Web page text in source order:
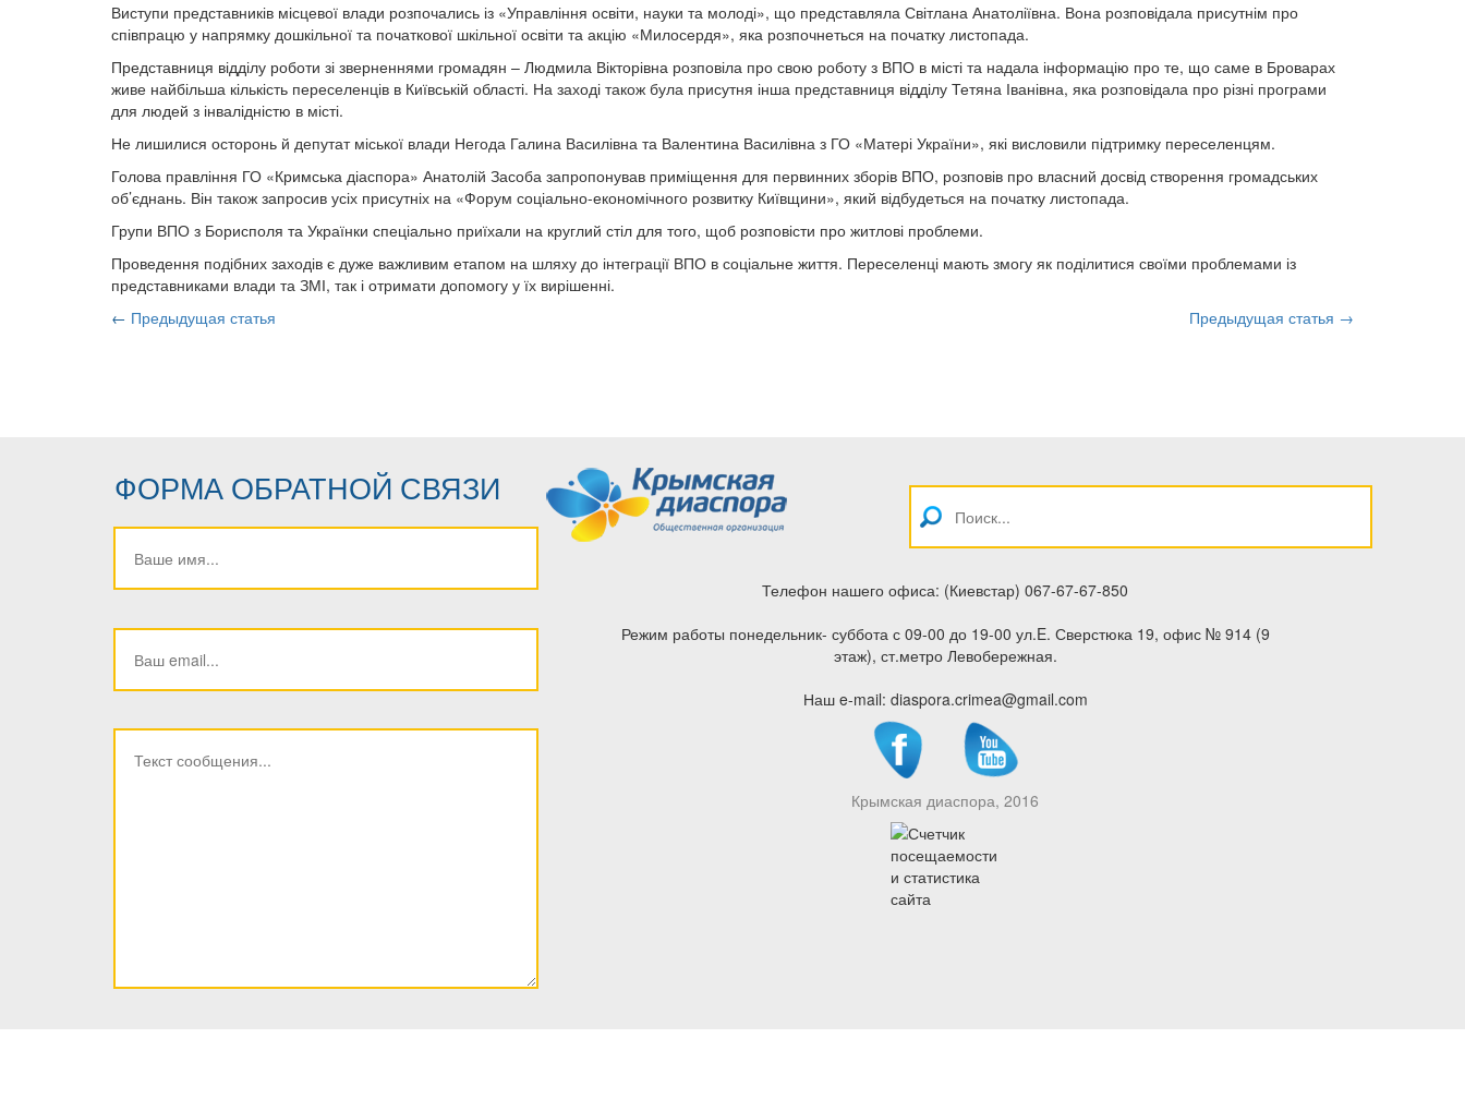
Виступи представників місцевої влади розпочались із «Управління освіти, науки та молоді», що представляла Світлана Анатоліївна. Вона розповідала присутнім про
співпрацю у напрямку дошкільної та початкової шкільної освіти та акцію «Милосердя», яка розпочнеться на початку листопада.
Представниця відділу роботи зі зверненнями громадян – Людмила Вікторівна розповіла про свою роботу з ВПО в місті та надала інформацію про те, що саме в Броварах
живе найбільша кількість переселенців в Київській області. На заході також була присутня інша представниця відділу Тетяна Іванівна, яка розповідала про різні програми
для людей з інвалідністю в місті.
Не лишилися осторонь й депутат міської влади Негода Галина Василівна та Валентина Василівна з ГО «Матері України», які висловили підтримку переселенцям.
Голова правління ГО «Кримська діаспора» Анатолій Засоба запропонував приміщення для первинних зборів ВПО, розповів про власний досвід створення громадських
об’єднань. Він також запросив усіх присутніх на «Форум соціально-економічного розвитку Київщини», який відбудеться на початку листопада.
Групи ВПО з Борисполя та Українки спеціально приїхали на круглий стіл для того, щоб розповісти про житлові проблеми.
Проведення подібних заходів є дуже важливим етапом на шляху до інтеграції ВПО в соціальне життя. Переселенці мають змогу як поділитися своїми проблемами із
представниками влади та ЗМІ, так і отримати допомогу у їх вирішенні.
← Предыдущая статья Предыдущая статья →
ФОРМА ОБРАТНОЙ СВЯЗИ
Телефон нашего офиса: (Киевстар) 067-67-67-850
Режим работы понедельник- суббота с 09-00 до 19-00 ул.E. Сверстюка 19, офис № 914 (9
этаж), ст.метро Левобережная.
Наш e-mail: diaspora.crimea@gmail.com
Крымская диаспора, 2016